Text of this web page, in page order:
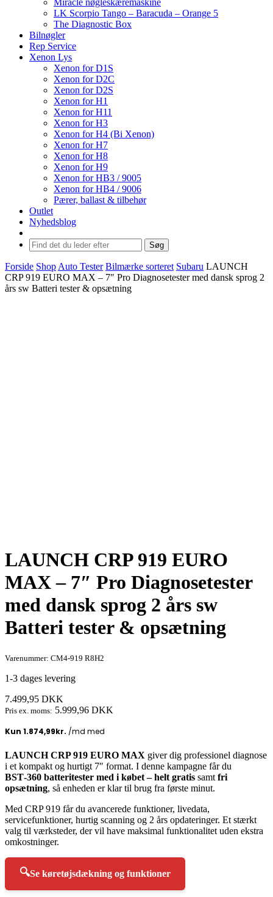
Miracle nøgleskæremaskine
LK Scorpio Tango – Baracuda – Orange 5
The Diagnostic Box
Bilnøgler
Rep Service
Xenon Lys
Xenon for D1S
Xenon for D2C
Xenon for D2S
Xenon for H1
Xenon for H11
Xenon for H3
Xenon for H4 (Bi Xenon)
Xenon for H7
Xenon for H8
Xenon for H9
Xenon for HB3 / 9005
Xenon for HB4 / 9006
Pærer, ballast & tilbehør
Outlet
Nyhedsblog
Søg
Forside Shop Auto Tester Bilmærke sorteret Subaru LAUNCH
CRP 919 EURO MAX – 7″ Pro Diagnosetester med dansk sprog 2
års sw Batteri tester & opsætning
LAUNCH CRP 919 EURO
MAX – 7″ Pro Diagnosetester
med dansk sprog 2 års sw
Batteri tester & opsætning
Varenummer: CM4-919 R8H2
1-3 dages levering
7.499,95 DKK
Pris ex. moms: 5.999,96 DKK
LAUNCH CRP 919 EURO MAX giver dig professionel diagnose
i et kompakt og hurtigt 7″ format. I denne kampagne får du
BST‑360 batteritester med i købet – helt gratis samt fri
opsætning, så enheden er klar til brug fra første minut.
Med CRP 919 får du avancerede funktioner, livedata,
servicefunktioner, hurtig scanning og 2 års opdateringer. Et stærkt
valg til værksteder, der vil have maksimal funktionalitet uden ekstra
omkostninger.
🔍Se køretøjsdækning og funktioner